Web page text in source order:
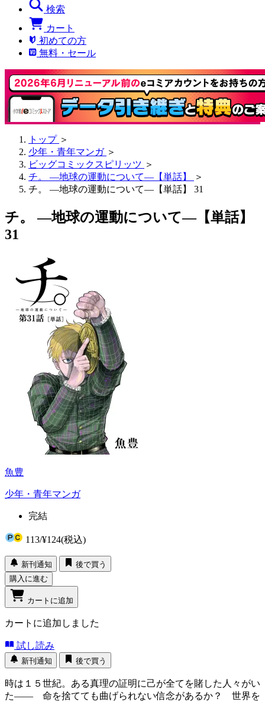
検索
カート
初めての方
無料・セール
トップ ＞
少年・青年マンガ ＞
ビッグコミックスピリッツ ＞
チ。 ―地球の運動について―【単話】
＞
チ。 ―地球の運動について―【単話】 31
チ。 ―地球の運動について―【単話】
31
魚豊
少年・青年マンガ
完結
113/¥124(税込)
新刊通知
後で買う
購入に進む
カートに追加
カートに追加しました
試し読み
新刊通知 後で買う
時は１５世紀。ある真理の証明に己が全てを賭した人々がい
た―― 命を捨てても曲げられない信念があるか？ 世界を